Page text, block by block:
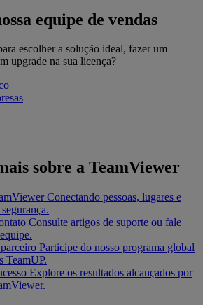
equipe de vendas
escolher a solução ideal, fazer um
upgrade na sua licença?
sobre a TeamViewer
Conectando pessoas, lugares e
Consulte artigos de suporte ou fale
Participe do nosso programa global
TeamUP.
Explore os resultados alcançados por